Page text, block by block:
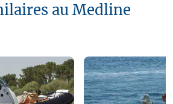
au Medline